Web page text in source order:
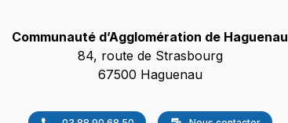
Communauté d’Agglomération de Haguenau
84, route de Strasbourg
67500 Haguenau